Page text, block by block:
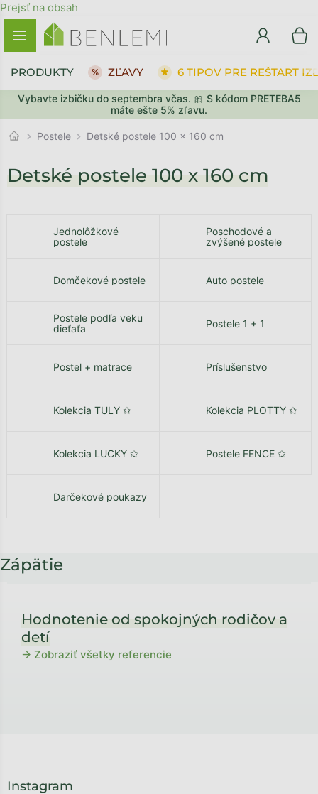
Prejsť na obsah
Vybavte izbičku do septembra včas. 🎀 S kódom PRETEBA5
máte ešte 5% zľavu.
PRODUKTY ZĽAVY 6 TIPOV PRE REŠTART
Postele Detské postele 100 x 160 cm
Detské postele 100 x 160 cm
Jednolôžkové
postele
Poschodové a
zvýšené postele
Domčekové postele Auto postele
Postele podľa veku
dieťaťa
Postele 1 + 1
Postel + matrace Príslušenstvo
Kolekcia TULY ✩ Kolekcia PLOTTY ✩
Kolekcia LUCKY ✩ Postele FENCE ✩
Darčekové poukazy
Zápätie
Hodnotenie od spokojných rodičov a
detí
→ Zobraziť všetky referencie
Instagram